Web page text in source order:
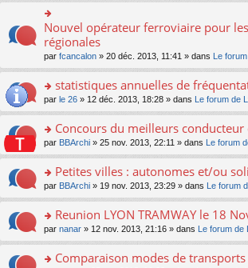
e
nt
s
ré
c
e
lu
le
u
s
ré
c
e
g
e
n
o
n
pl
u
s
ré
e
nt
m
e
s
s
g
n
o
n
le
pl
u
s
ré
nt
er
le
m
e
s
a
g
e
n
o
le
pl
u
s
c
e
nt
o
n
ult
er
le
m
e
s
a
g
e
n
lu
le
pl
u
Nouvel opérateur ferroviaire pour
régionales
par fcancalon » 20 déc. 2013, 11:41 » dans Le
o
n
ult
er
le
m
e
a
g
e
n
statistiques annuelles de
par le 26 » 12 déc. 2013, 18:28 » dans Le forum de
o
n
ult
er
le
m
e
a
Concours du meilleurs conducteur
par BBArchi » 25 nov. 2013, 22:11 » dans Le forum
o
n
ult
er
le
m
Petites villes : autonomes et/ou
par BBArchi » 19 nov. 2013, 23:29 » dans Le forum
o
n
ult
Reunion LYON TRAMWAY le 18
par nanar » 12 nov. 2013, 21:16 » dans Le forum
Comparaison modes de transports